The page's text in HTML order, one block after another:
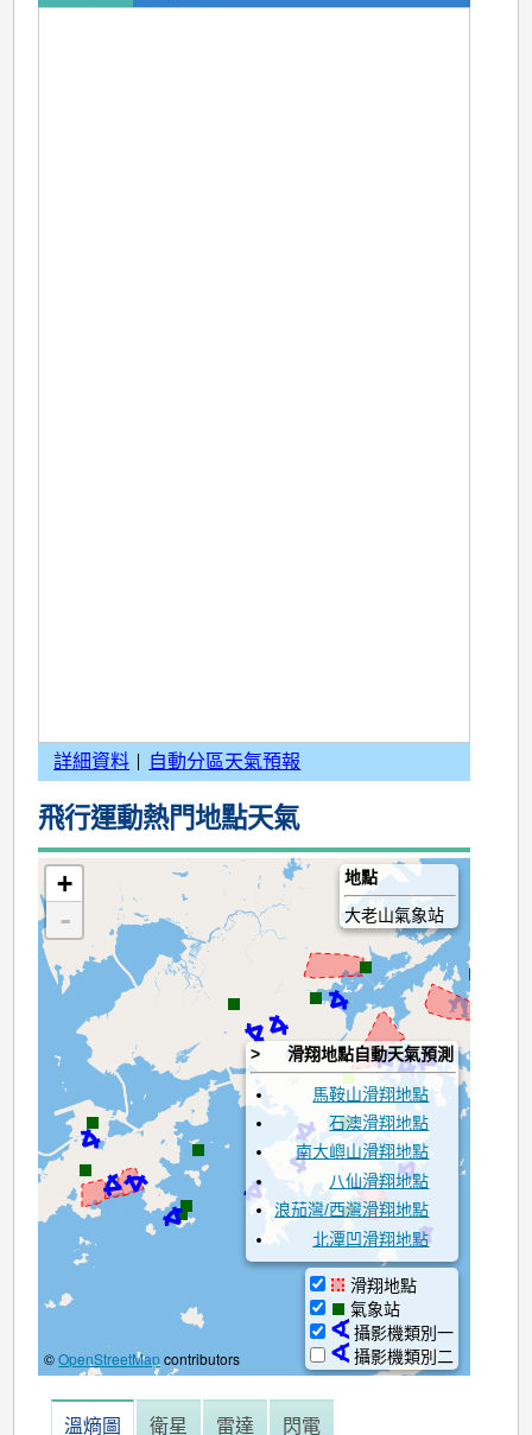
詳細資料 自動分區天氣預報
飛行運動熱門地點天氣
∢
∢
∢
∢
∢
∢
∢
∢
∢
∢
∢
∢
∢
∢
∢
+
-
地點
大老山氣象站
©OpenStreetMapcontributors
> 滑翔地點自動天氣預測
馬鞍山滑翔地點
石澳滑翔地點
南大嶼山滑翔地點
八仙滑翔地點
浪茄灣/西灣滑翔地點
北潭凹滑翔地點
滑翔地點
氣象站
∢ 攝影機類別一
∢ 攝影機類別二
溫熵圖 衛星 雷達 閃電